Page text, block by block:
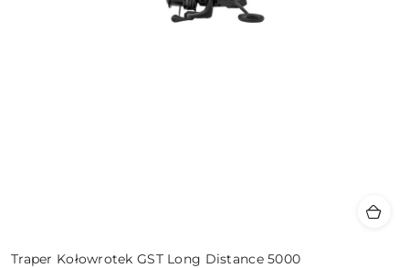
Traper Kołowrotek GST Long Distance 5000